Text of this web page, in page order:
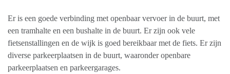
Er is een goede verbinding met openbaar vervoer in de buurt, met
een tramhalte en een bushalte in de buurt. Er zijn ook vele
fietsenstallingen en de wijk is goed bereikbaar met de fiets. Er zijn
diverse parkeerplaatsen in de buurt, waaronder openbare
parkeerplaatsen en parkeergarages.